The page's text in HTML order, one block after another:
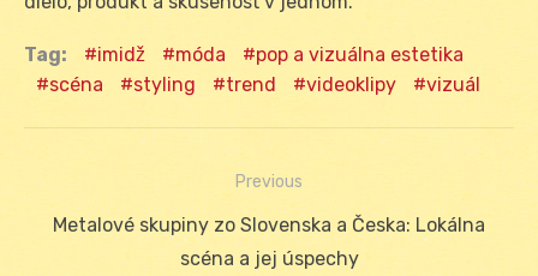
Tag: imidž móda
pop a vizuálna estetika
scéna
styling trend videoklipy vizuál
Navigácia
Previous
Previous
Metalové skupiny zo Slovenska a Česka: Lokálna
scéna a jej úspechy